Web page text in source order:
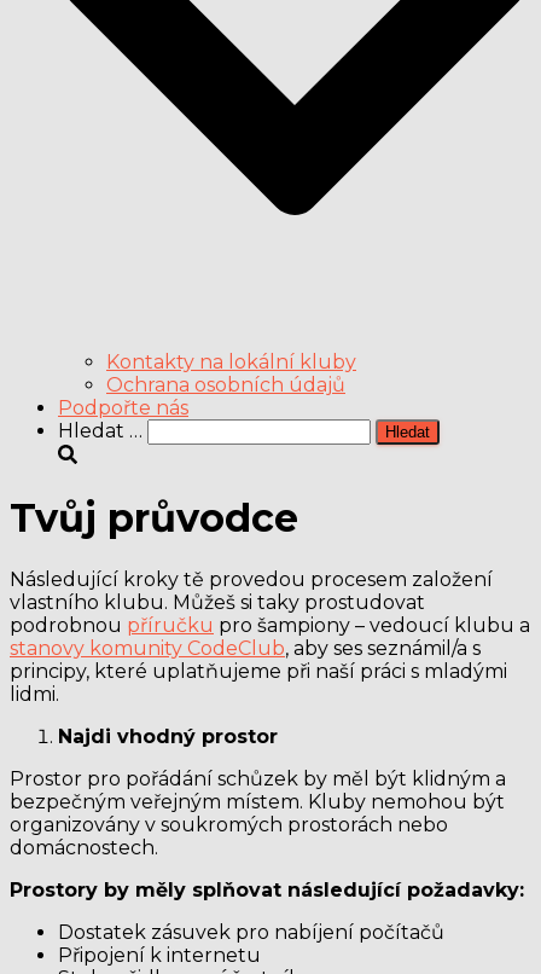
Kontakty na lokální kluby
Ochrana osobních údajů
Podpořte nás
Vyhledávání
Hledat …
Tvůj průvodce
Následující kroky tě provedou procesem založení
vlastního klubu. Můžeš si taky prostudovat
podrobnou příručku pro šampiony – vedoucí klubu a
stanovy komunity CodeClub, aby ses seznámil/a s
principy, které uplatňujeme při naší práci s mladými
lidmi.
Najdi vhodný prostor
Prostor pro pořádání schůzek by měl být klidným a
bezpečným veřejným místem. Kluby nemohou být
organizovány v soukromých prostorách nebo
domácnostech.
Prostory by měly splňovat následující požadavky:
Dostatek zásuvek pro nabíjení počítačů
Připojení k internetu